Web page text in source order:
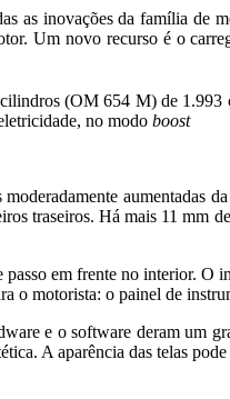
as inovações da família de
Um novo recurso é o
(OM 654 M) de 1.993
no modo boost
traseiros. Há mais 11
em frente no interior.
o motorista: o painel de
e o software deram um
A aparência das telas